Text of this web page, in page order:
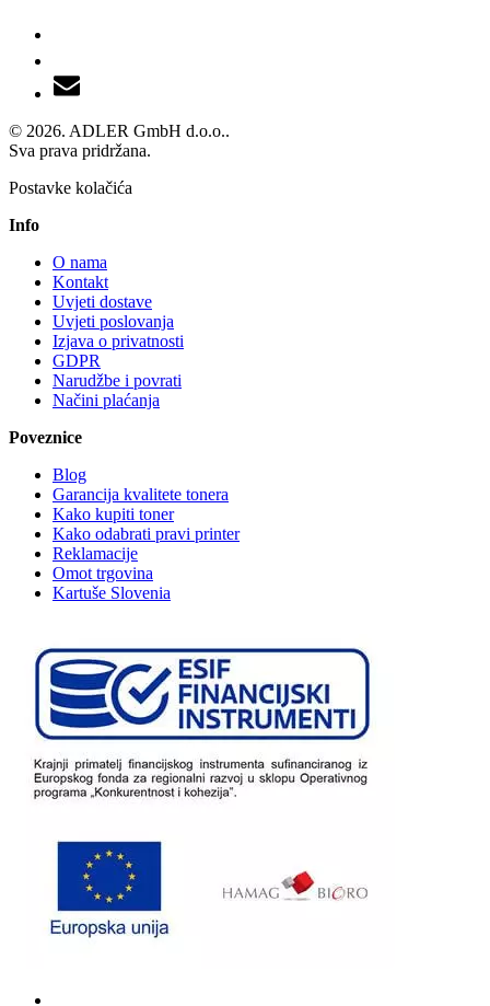
© 2026. ADLER GmbH d.o.o..
Sva prava pridržana.
Postavke kolačića
Info
O nama
Kontakt
Uvjeti dostave
Uvjeti poslovanja
Izjava o privatnosti
GDPR
Narudžbe i povrati
Načini plaćanja
Poveznice
Blog
Garancija kvalitete tonera
Kako kupiti toner
Kako odabrati pravi printer
Reklamacije
Omot trgovina
Kartuše Slovenia